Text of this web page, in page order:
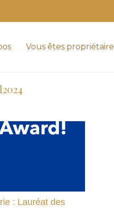
Vous êtes propriétaire
: Lauréat des